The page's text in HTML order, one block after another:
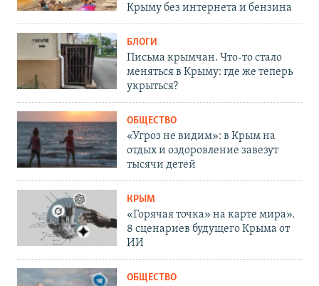
Крыму без интернета и бензина
БЛОГИ
Письма крымчан. Что-то стало
меняться в Крыму: где же теперь
укрыться?
ОБЩЕСТВО
«Угроз не видим»: в Крым на
отдых и оздоровление завезут
тысячи детей
КРЫМ
«Горячая точка» на карте мира».
8 сценариев будущего Крыма от
ИИ
ОБЩЕСТВО